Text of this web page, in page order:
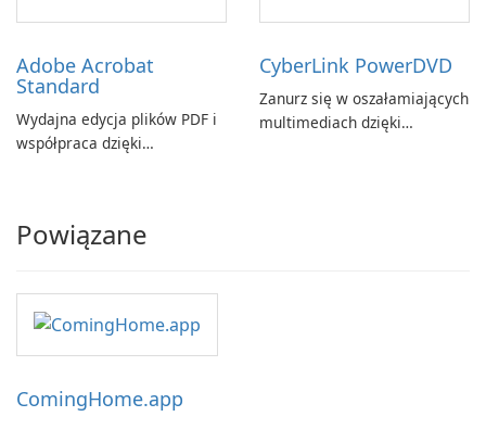
Adobe Acrobat
Standard
Wydajna edycja plików PDF i
współpraca dzięki
CyberLink PowerDVD
Zanurz się w oszałamiających
multimediach dzięki
Powiązane
ComingHome.app